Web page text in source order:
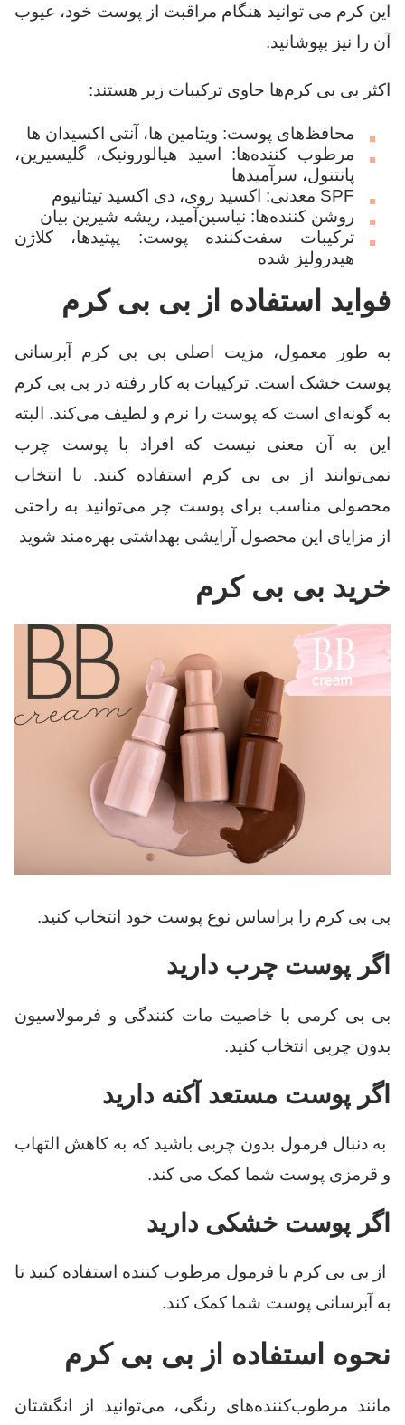
این کرم می توانید هنگام مراقبت از پوست خود، عیوب
آن را نیز بپوشانید.
اکثر بی بی کرم‌ها حاوی ترکیبات زیر هستند:
محافظ‌های پوست: ویتامین ها، آنتی اکسیدان ها
مرطوب کننده‌ها: اسید هیالورونیک، گلیسیرین،
پانتنول، سرآمیدها
SPF معدنی: اکسید روی، دی اکسید تیتانیوم
روشن کننده‌ها: نیاسین‌آمید، ریشه شیرین بیان
ترکیبات سفت‌کننده پوست: پپتیدها، کلاژن
هیدرولیز شده
فواید استفاده از بی بی کرم
به طور معمول، مزیت اصلی بی بی کرم آبرسانی
پوست خشک است. ترکیبات به کار رفته در بی بی کرم
به گونه‌ای است که پوست را نرم و لطیف می‌کند. البته
این به آن معنی نیست که افراد با پوست چرب
نمی‌توانند از بی بی کرم استفاده کنند. با انتخاب
محصولی مناسب برای پوست چر می‌توانید به راحتی
از مزایای این محصول آرایشی بهداشتی بهره‌مند شوید
خرید بی بی کرم
بی بی کرم را براساس نوع پوست خود انتخاب کنید.
اگر پوست چرب دارید
بی بی کرمی با خاصیت مات کنندگی و فرمولاسیون
بدون چربی انتخاب کنید.
اگر پوست مستعد آکنه دارید
به دنبال فرمول بدون چربی باشید که به کاهش التهاب
و قرمزی پوست شما کمک می کند.
اگر پوست خشکی دارید
از بی بی کرم با فرمول مرطوب کننده استفاده کنید تا
به آبرسانی پوست شما کمک کند.
نحوه استفاده از بی بی کرم
مانند مرطوب‌کننده‌های رنگی، می‌توانید از انگشتان